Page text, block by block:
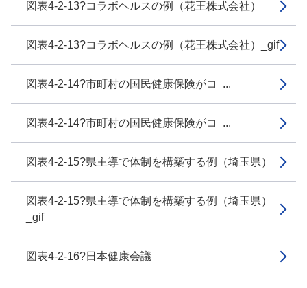
図表4-2-13?コラボヘルスの例（花王株式会社）
図表4-2-13?コラボヘルスの例（花王株式会社）_gif
図表4-2-14?市町村の国民健康保険がコｰ...
図表4-2-14?市町村の国民健康保険がコｰ...
図表4-2-15?県主導で体制を構築する例（埼玉県）
図表4-2-15?県主導で体制を構築する例（埼玉県）
_gif
図表4-2-16?日本健康会議